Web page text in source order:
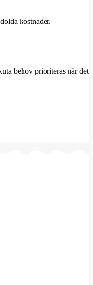
kostnader.
behov prioriteras när det